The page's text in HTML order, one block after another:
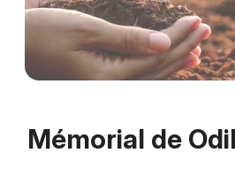
Mémorial de